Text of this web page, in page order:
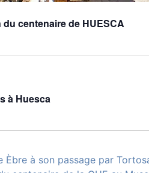
centenaire de HUESCA
à Huesca